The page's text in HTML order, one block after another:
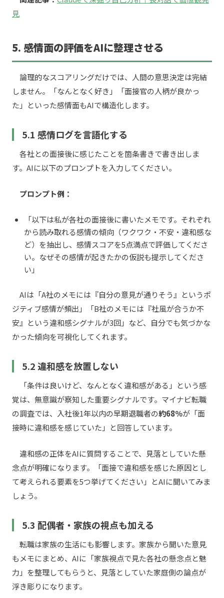
見
5. 感情面の評価をAIに整理させる
論理的なスコアリングだけでは、人間の意思決定は完結
しません。「なんとなく好き」「面接官の人柄が良かっ
た」といった感情面もAIで構造化します。
5.1 感情ログを言語化する
各社との面接後に感じたことを箇条書きで書き出しま
す。AIに以下のプロンプトを入力してください。
プロンプト例：
「以下は私が各社の面接後に書いたメモです。それぞれ
から読み取れる感情の傾向（ワクワク・不安・違和感な
ど）を抽出し、感情スコアを5点満点で評価してくださ
い。なぜその感情が起きたかの仮説も提示してくださ
い」
AIは「A社のメモには『自分の意見が通りそう』というポ
ジティブ感情が頻出」「B社のメモには『社風が合うか不
安』という違和感シグナルが3回」など、自分でも気づかな
かった傾向を可視化してくれます。
5.2 違和感を放置しない
「条件は良いけど、なんとなく違和感がある」という感
覚は、無意識が察知した重要シグナルです。マイナビ転職
の調査では、入社後1年以内の早期退職者の約68％が「面
接時に違和感を感じていた」と回答しています。
違和感の正体をAIに質問することで、見落としていた懸
念点が明確になります。「面接で違和感を感じた原因とし
て考えられる要素を5つ挙げてください」とAIに聞いてみま
しょう。
5.3 配偶者・家族の視点も加える
転職は家族の生活にも影響します。家族から聞いた意見
もメモにまとめ、AIに「家族視点で見た各社の懸念点と魅
力」を整理してもらうと、見落としていた家庭側の論点が
浮き彫りになります。